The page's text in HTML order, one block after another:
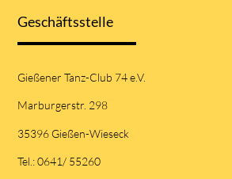
Geschäftsstelle
Gießener Tanz-Club 74 e.V.
Marburgerstr. 298
35396 Gießen-Wieseck
Tel.: 0641/ 55260